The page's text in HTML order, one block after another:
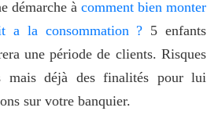
démarche à comment bien monter
a la consommation ? 5 enfants
une période de clients. Risques
mais déjà des finalités pour lui
sur votre banquier.